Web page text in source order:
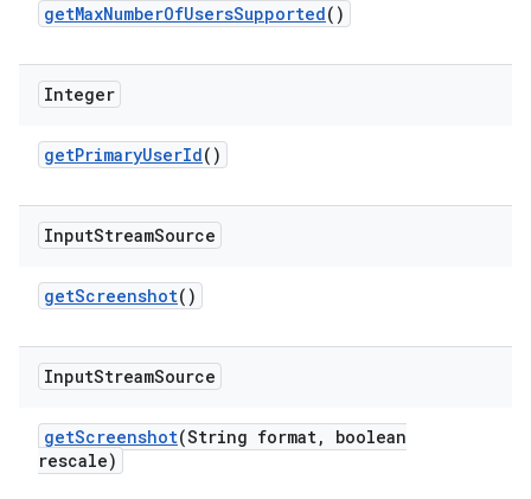
getMaxNumberOfUsersSupported()
Integer
getPrimaryUserId()
InputStreamSource
getScreenshot()
InputStreamSource
getScreenshot(String format,
boolean
rescale)